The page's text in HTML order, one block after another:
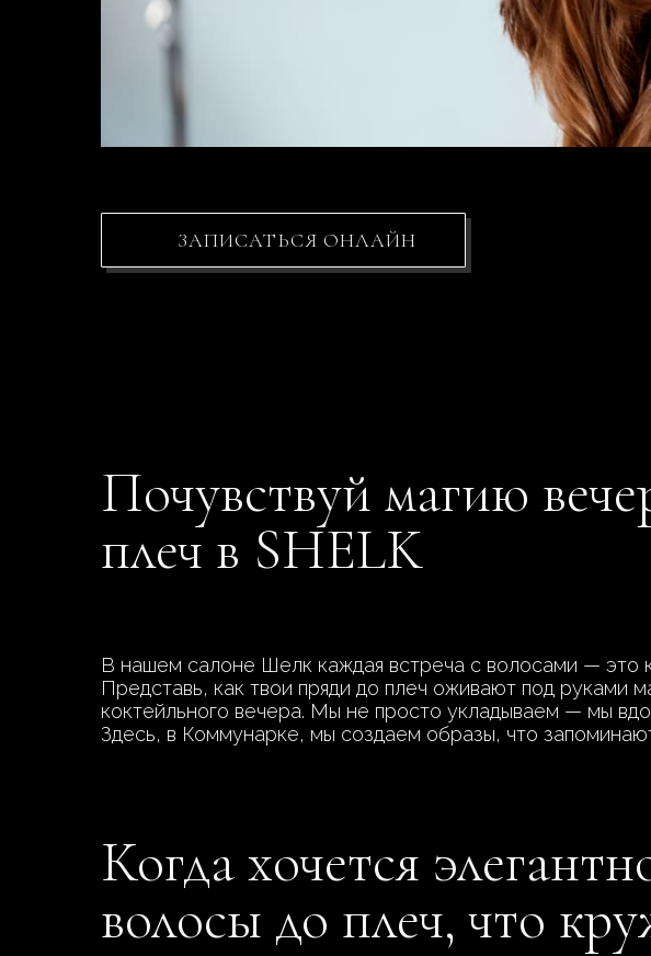
ЗАПИСАТЬСЯ ОНЛАЙН
Почувствуй магию
плеч в SHELK
В нашем салоне Шелк каждая встреча с волосами — это
Представь, как твои пряди до плеч оживают под руками
коктейльного вечера. Мы не просто укладываем — мы
Здесь, в Коммунарке, мы создаем образы, что
Когда хочется
волосы до плеч, что